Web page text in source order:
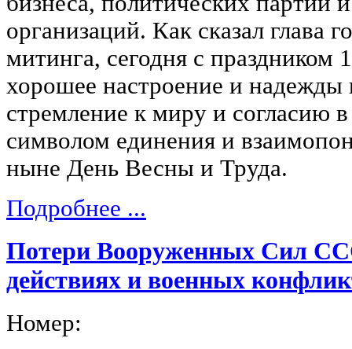
организаций. Как сказал глава
митинга, сегодня с праздником
хорошее настроение и
стремление к миру и согласию
символом единения и
ныне День Весны и Труда.
Подробнее ...
Потери Вооруженных Сил
действиях и военных
Номер: